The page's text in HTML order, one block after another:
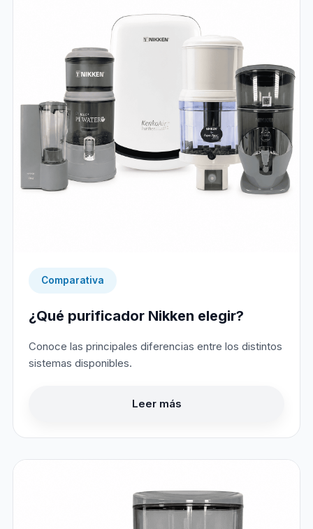
Comparativa
¿Qué purificador Nikken elegir?
Conoce las principales diferencias entre los distintos
sistemas disponibles.
Leer más